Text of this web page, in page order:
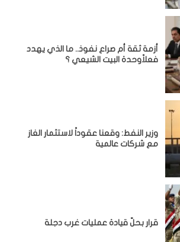
أزمة ثقة أم صراع نفوذ.. ما الذي يهدد
فعلاًوحدة البيت الشيعي ؟
وزير النفط: وقعنا عقوداً لاستثمار الغاز
مع شركات عالمية
قرار بحلّ قيادة عمليات غرب دجلة